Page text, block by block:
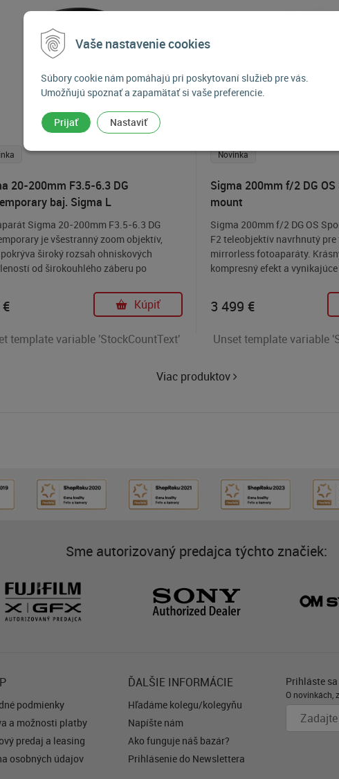
Vaše nastavenie cookies
Súbory cookie nám pomáhajú pri poskytovaní služieb pre vás.
Umožňujú spoznať a zapamätať si vaše preferencie.
Prijať Nastaviť
20-200mm F3.5-6.3 DG
baj. Sigma L
Sigma 20-200mm F3.5-6.3 DG
je všestranný zoom objektív,
široký rozsah ohniskových
od širokouhlého záberu po
je vhodný pre rôzne fotografické
ako sú krajiny, portréty a šport.
€ Kúpiť
template variable 'StockCountText'
Novinka
Sigma 200mm f/2 DG
mount
Sigma 200mm f/2 DG OS
F2 teleobjektív navrhnutý
mirrorless fotoaparáty.
kompresný efekt a
umelcovi vyjadriť svoju
fotografické a video
tiež vhodný na snímanie
subjektmi.
3 499 €
Unset template variable
Viac produktov
Sme autorizovaný predajca týchto značiek:
podmienky
a možnosti platby
predaj a leasing
osobných údajov
ĎALŠIE INFORMÁCIE
Hľadáme kolegu/kolegyňu
Napíšte nám
Ako funguje náš bazár?
Prihlásenie do Newslettera
Prihláste
O novinkách,